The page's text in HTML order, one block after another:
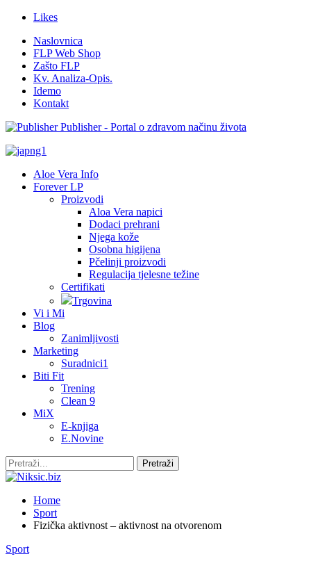
Likes
Naslovnica
FLP Web Shop
Zašto FLP
Kv. Analiza-Opis.
Idemo
Kontakt
Publisher - Portal o zdravom načinu života
Aloe Vera Info
Forever LP
Proizvodi
Aloa Vera napici
Dodaci prehrani
Njega kože
Osobna higijena
Pčelinji proizvodi
Regulacija tjelesne težine
Certifikati
Trgovina
Vi i Mi
Blog
Zanimljivosti
Marketing
Suradnici1
Biti Fit
Trening
Clean 9
MiX
E-knjiga
E.Novine
Home
Sport
Fizička aktivnost – aktivnost na otvorenom
Sport